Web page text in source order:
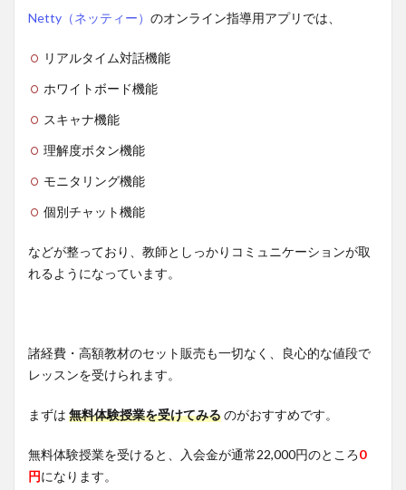
Netty（ネッティー） のオンライン指導用アプリでは、
リアルタイム対話機能
ホワイトボード機能
スキャナ機能
理解度ボタン機能
モニタリング機能
個別チャット機能
などが整っており、教師としっかりコミュニケーションが取
れるようになっています。
諸経費・高額教材のセット販売も一切なく、良心的な値段で
レッスンを受けられます。
まずは 無料体験授業を受けてみるのがおすすめです。
無料体験授業を受けると、入会金が通常22,000円のところ0
円になります。